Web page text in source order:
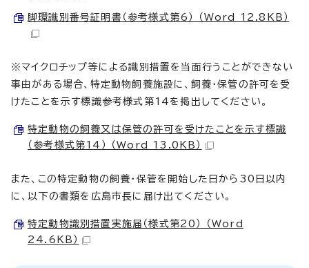
脚環識別番号証明書（参考様式第6） （Word 12.8KB）
※マイクロチップ等による識別措置を当面行うことができない
事由がある場合、特定動物飼養施設に、飼養・保管の許可を受
けたことを示す標識参考様式第14を掲出してください。
特定動物の飼養又は保管の許可を受けたことを示す標識
（参考様式第14） （Word 13.0KB）
また、この特定動物の飼養・保管を開始した日から30日以内
に、以下の書類を広島市長に届け出てください。
特定動物識別措置実施届（様式第20） （Word
24.6KB）